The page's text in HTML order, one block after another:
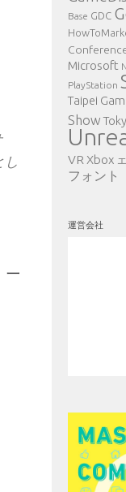
し
一
Base GDC
Microsoft
PlayStation
Taipei
Show
VR Xbox
フォント
運営会社